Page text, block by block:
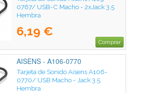
0767/ USB-C Macho - 2xJack 3.5
Hembra
6,19 €
Comprar
AISENS - A106-0770
Tarjeta de Sonido Aisens A106-
0770/ USB Macho - Jack 3.5
Hembra